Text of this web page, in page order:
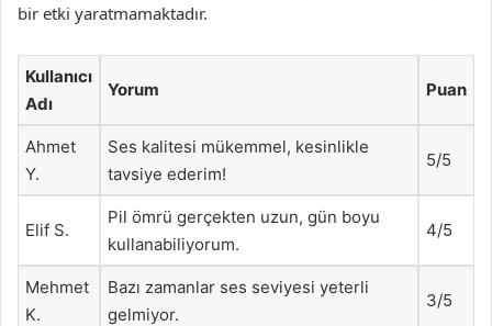
bir etki yaratmamaktadır.
Kullanıcı
Adı
Yorum Puan
Ahmet
Y.
Ses kalitesi mükemmel, kesinlikle
tavsiye ederim!
5/5
Elif S.
Pil ömrü gerçekten uzun, gün boyu
kullanabiliyorum.
4/5
Mehmet
K.
Bazı zamanlar ses seviyesi yeterli
gelmiyor.
3/5